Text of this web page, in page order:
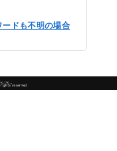
ドも不明の場合
reserved